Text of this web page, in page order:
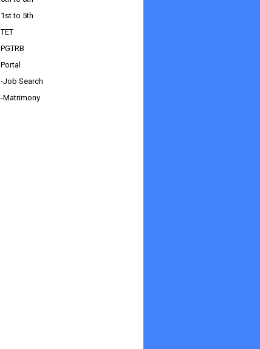
1st to 5th
TET
PGTRB
Portal
-Job Search
-Matrimony